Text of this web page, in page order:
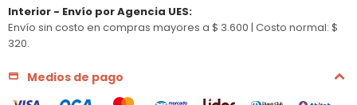
Interior - Envío por Agencia UES:
Envío sin costo en compras mayores a $ 3.600 | Costo normal: $
320.
Medios de pago